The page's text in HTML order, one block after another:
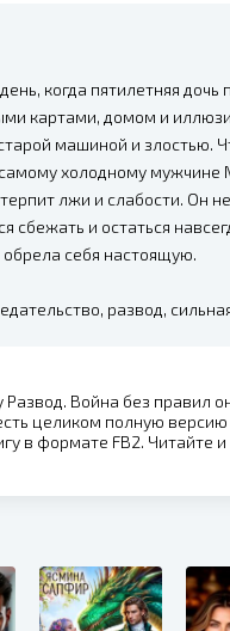
когда пятилетняя
картами, домом и
машиной и злостью.
самому холодному
лжи и слабости. Он
сбежать и остаться
себя настоящую.
развод,
Развод. Война без правил
целиком полную версию
в формате FB2. Читайте